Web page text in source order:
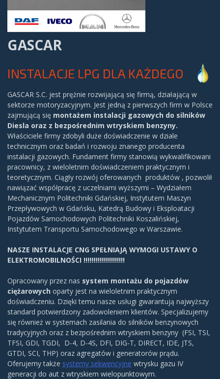
GASCAR
INSTALACJE LPG DLA KAŻDEGO
GASCAR S.C. jest prężnie rozwijającą się firmą, działającą w
sektorze motoryzacyjnym. Jest jedną z pierwszych firm w Polsce
zajmującą się montażem instalacji gazowych do silników
Diesla oraz z bezpośrednim wtryskiem benzyny.
Właściciele firmy zdobyli duże doświadczenie w dziale
technicznym oraz badań i rozwoju znanego producenta
instalacji gazowych. Fundament firmy stanowią wykwalifikowani
pracownicy, z wieloletnim doświadczeniem praktycznym i
teoretycznym. Ciągły rozwój oferowanych produktów , pozwolił
nawiązać współpracę z uczelniami wyższymi – Wydziałem
Mechanicznym Politechniki Gdańskiej, Instytutem Maszyn
Przepływowych w Gdańsku, Katedrą Budowy i Eksploatacji
Pojazdów Samochodowych Politechniki Koszalińskiej,
Instytutem Transportu Samochodowego w Warszawie.
NASZE INSTALACJE CNG SPEŁNIAJĄ WYMOGI USTAWY O
ELEKTROMOBILNOŚCI !!!!!!!!!!!!!!!!!!!!!
Opracowany przez nas system montażu do pojazdów
ciężarowych oparty jest na wieloletnim praktycznym
doświadczeniu. Dzięki temu nasze usługi gwarantują najwyższy
standard potwierdzony zadowoleniem klientów. Specjalizujemy
się również w systemach zasilania do silników benzynowych
tradycyjnych oraz z bezpośrednim wtryskiem benzyny (FSI, TSI,
TFSI, GDI, TGDI, D-4, D-4S, DFI, DIG-T, DIRECT, IDE, JTS,
GTDI, SCI, THP) oraz agregatów i generatorów prądu.
Oferujemy także systemy sekwencyjne wtrysku gazu IV
generacji do aut z wtryskiem wielopunktowym.